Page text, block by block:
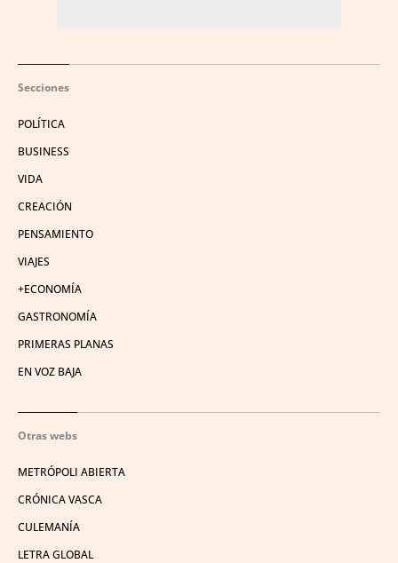
Secciones
POLÍTICA
BUSINESS
VIDA
CREACIÓN
PENSAMIENTO
VIAJES
+ECONOMÍA
GASTRONOMÍA
PRIMERAS PLANAS
EN VOZ BAJA
Otras webs
METRÓPOLI ABIERTA
CRÓNICA VASCA
CULEMANÍA
LETRA GLOBAL